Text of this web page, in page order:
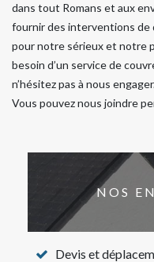
dans tout Romans et aux
fournir des interventions de
pour notre sérieux et notre
besoin d’un service de
n’hésitez pas à nous
Vous pouvez nous joindre
NOS
Devis et